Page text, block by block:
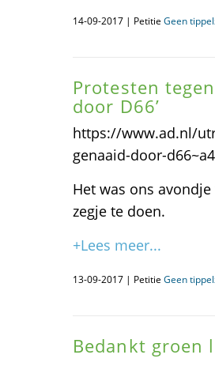
14-09-2017 | Petitie Geen
Protesten
door D66’
https://www.ad.nl/
genaaid-door-
Het was ons
zegje te doen.
+Lees meer...
13-09-2017 | Petitie Geen
Bedankt groen